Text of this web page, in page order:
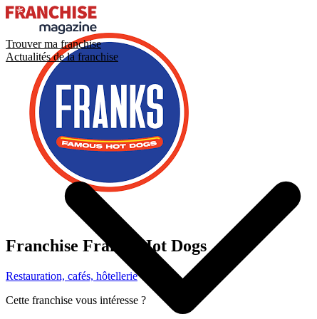
Trouver ma franchise
Actualités de la franchise
Franchise Franks Hot Dogs
Restauration, cafés, hôtellerie
Cette franchise vous intéresse ?